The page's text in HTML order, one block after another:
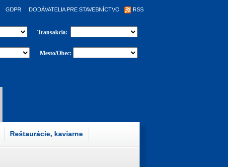
GDPR DODÁVATELIA PRE STAVEBNÍCTVO RSS
Transakcia:
Mesto/Obec:
Reštaurácie, kaviarne